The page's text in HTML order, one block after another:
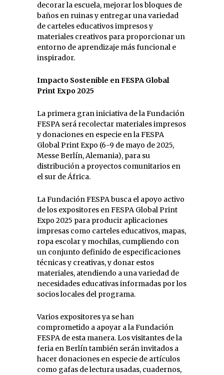
decorar la escuela, mejorar los bloques de
baños en ruinas y entregar una variedad
de carteles educativos impresos y
materiales creativos para proporcionar un
entorno de aprendizaje más funcional e
inspirador.
Impacto Sostenible en FESPA Global
Print Expo 2025
La primera gran iniciativa de la Fundación
FESPA será recolectar materiales impresos
y donaciones en especie en la FESPA
Global Print Expo (6-9 de mayo de 2025,
Messe Berlín, Alemania), para su
distribución a proyectos comunitarios en
el sur de África.
La Fundación FESPA busca el apoyo activo
de los expositores en FESPA Global Print
Expo 2025 para producir aplicaciones
impresas como carteles educativos, mapas,
ropa escolar y mochilas, cumpliendo con
un conjunto definido de especificaciones
técnicas y creativas, y donar estos
materiales, atendiendo a una variedad de
necesidades educativas informadas por los
socios locales del programa.
Varios expositores ya se han
comprometido a apoyar a la Fundación
FESPA de esta manera. Los visitantes de la
feria en Berlín también serán invitados a
hacer donaciones en especie de artículos
como gafas de lectura usadas, cuadernos,